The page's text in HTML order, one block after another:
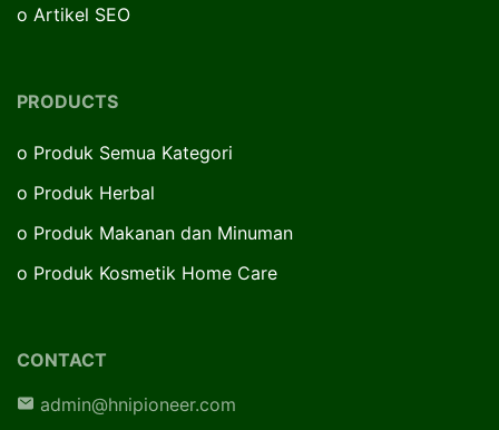
o Artikel SEO
PRODUCTS
o Produk Semua Kategori
o Produk Herbal
o Produk Makanan dan Minuman
o Produk Kosmetik Home Care
CONTACT
admin@hnipioneer.com